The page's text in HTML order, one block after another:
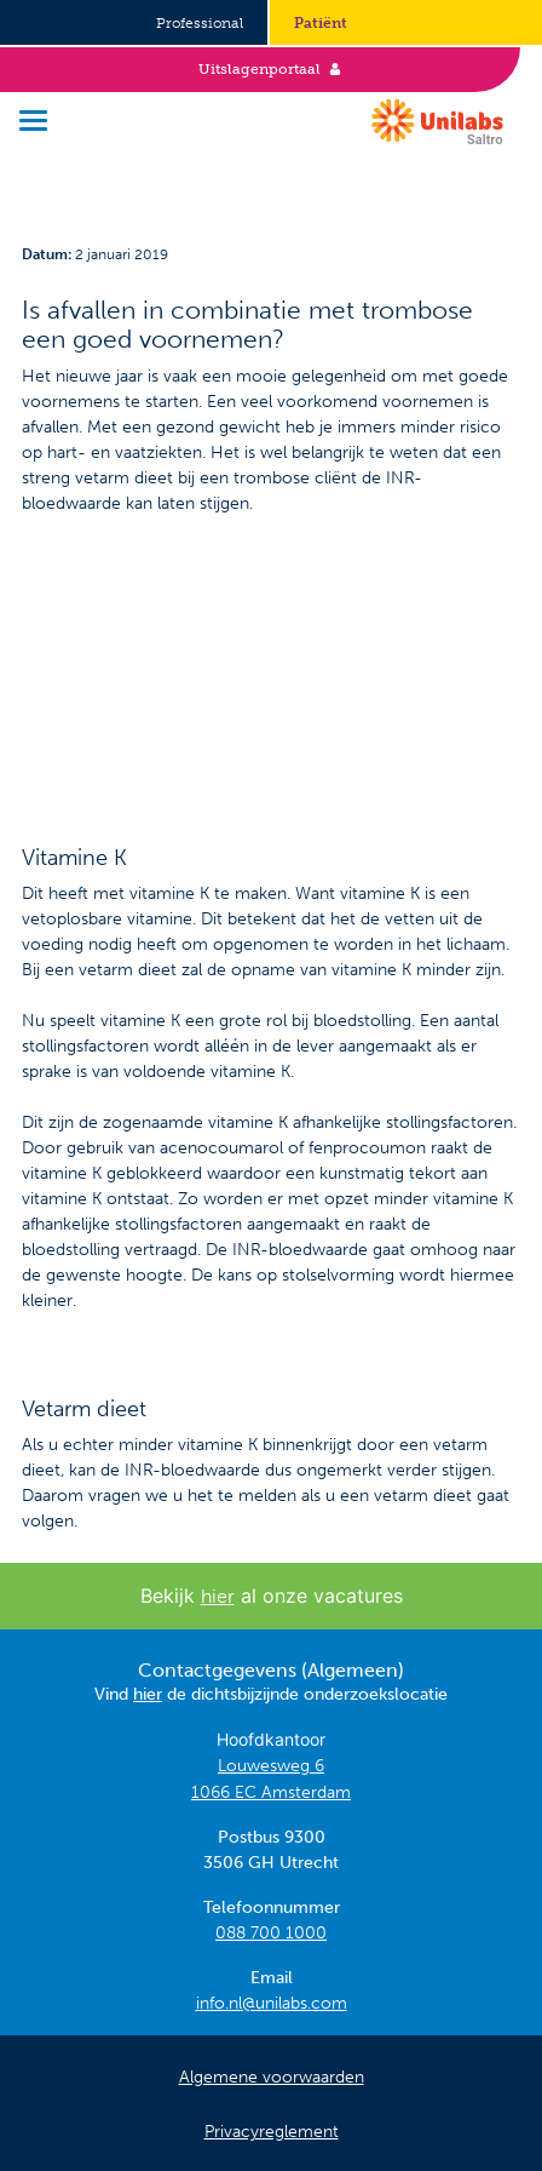
Professional Patiënt
Uitslagenportaal
Duurzaamheid en Good Governance
Werken bij
Stages
Vacatures
Praktische informatie
Trombosedienst
Datum: 2 januari 2019
Is afvallen in combinatie met trombose
een goed voornemen?
Het nieuwe jaar is vaak een mooie gelegenheid om met goede
voornemens te starten. Een veel voorkomend voornemen is
afvallen. Met een gezond gewicht heb je immers minder risico
op hart- en vaatziekten. Het is wel belangrijk te weten dat een
streng vetarm dieet bij een trombose cliënt de INR-
bloedwaarde kan laten stijgen.
Vitamine K
Dit heeft met vitamine K te maken. Want vitamine K is een
vetoplosbare vitamine. Dit betekent dat het de vetten uit de
voeding nodig heeft om opgenomen te worden in het lichaam.
Bij een vetarm dieet zal de opname van vitamine K minder zijn.
Nu speelt vitamine K een grote rol bij bloedstolling. Een aantal
stollingsfactoren wordt alléén in de lever aangemaakt als er
sprake is van voldoende vitamine K.
Dit zijn de zogenaamde vitamine K afhankelijke stollingsfactoren.
Door gebruik van acenocoumarol of fenprocoumon raakt de
vitamine K geblokkeerd waardoor een kunstmatig tekort aan
vitamine K ontstaat. Zo worden er met opzet minder vitamine K
afhankelijke stollingsfactoren aangemaakt en raakt de
bloedstolling vertraagd. De INR-bloedwaarde gaat omhoog naar
de gewenste hoogte. De kans op stolselvorming wordt hiermee
kleiner.
Vetarm dieet
Als u echter minder vitamine K binnenkrijgt door een vetarm
dieet, kan de INR-bloedwaarde dus ongemerkt verder stijgen.
Daarom vragen we u het te melden als u een vetarm dieet gaat
volgen.
Bekijk hieral onze vacatures
Contactgegevens (Algemeen)
Vind hier de dichtsbijzijnde onderzoekslocatie
Hoofdkantoor
Louwesweg 6
1066 EC Amsterdam
Postbus 9300
3506 GH Utrecht
Telefoonnummer
088 700 1000
Email
info.nl@unilabs.com
Algemene voorwaarden
Privacyreglement